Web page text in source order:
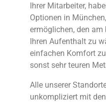
Ihrer Mitarbeiter,
Optionen in
ermöglichen, den am
Ihren Aufenthalt zu
einfachen Komfort
sonst sehr teuren
Alle unserer
unkompliziert mit